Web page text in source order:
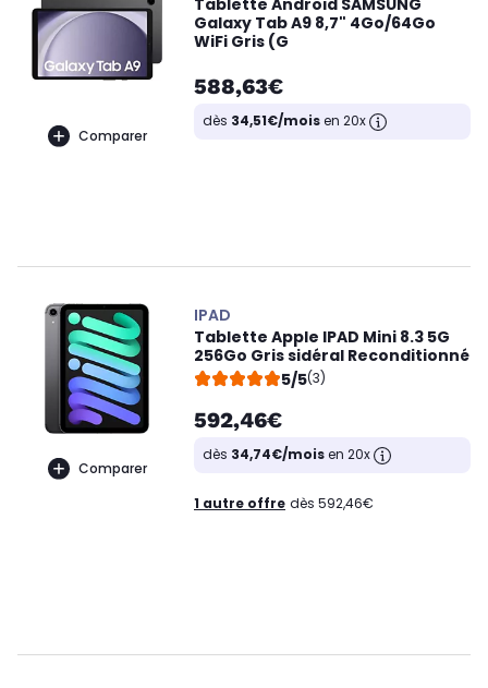
Comparer
Tablette Android SAMSUNG
Galaxy Tab A9 8,7" 4Go/64Go
WiFi Gris (G
588,63€
dès 34,51€/moisen 20x
Comparer
IPAD
Tablette Apple IPAD Mini 8.3 5G
256Go Gris sidéral Reconditionné
5/5(3)
592,46€
dès 34,74€/moisen 20x
1 autre offre dès 592,46€